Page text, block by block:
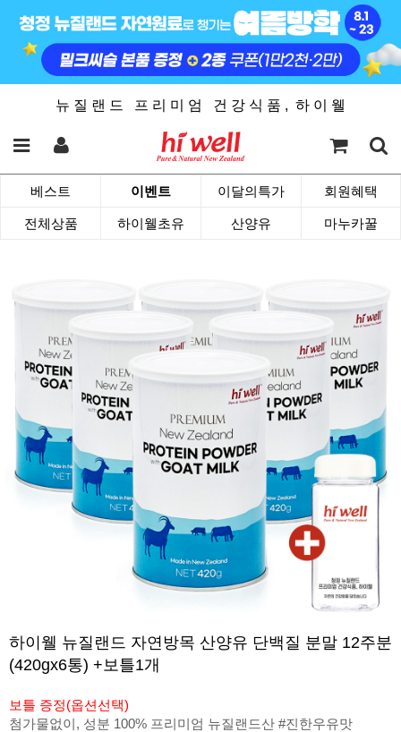
뉴 질 랜 드 프 리 미 엄 건 강 식 품 , 하 이 웰
베스트 이벤트 이달의특가 회원혜택
전체상품 하이웰초유 산양유 마누카꿀
하이웰 뉴질랜드 자연방목 산양유 단백질 분말 12주분
(420gx6통) +보틀1개
보틀 증정(옵션선택)
첨가물없이, 성분 100% 프리미엄 뉴질랜드산 #진한우유맛